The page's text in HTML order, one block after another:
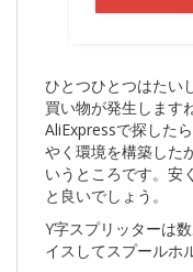
ひとつひとつはたい
買い物が発生します
AliExpressで探した
やく環境を構築した
いうところです。安
と良いでしょう。
Y字スプリッターは
イスしてスプールホ